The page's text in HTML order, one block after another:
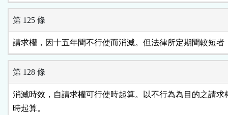
第 125 條
請求權，因十五年間不行使而消滅。但法律所定期間較短者
第 128 條
消滅時效，自請求權可行使時起算。以不行為為目的之請求
時起算。